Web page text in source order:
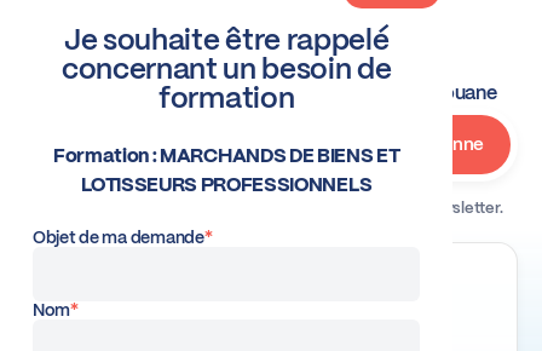
Je souhaite envoyer cette
formation à un collègue
LOTISSEURS PROFESSIONNELS
Je souhaite être rappelé
concernant un besoin de
formation
Formation : MARCHANDS DE BIENS ET
LOTISSEURS PROFESSIONNELS
Objet de ma demande*
Nom*
Restez informés.
Actus TVA Alertes formations Actus douane
En vous inscrivant, vous acceptez de recevoir notre newsletter.
Nous respectons votre vie privée.